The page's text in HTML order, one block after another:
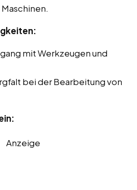
mit Werkzeugen und
bei der Bearbeitung von
Anzeige